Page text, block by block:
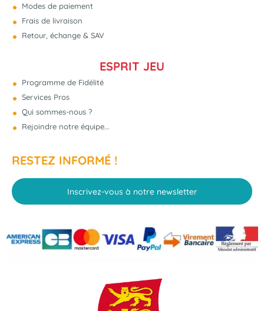
Modes de paiement
Frais de livraison
Retour, échange & SAV
ESPRIT JEU
Programme de Fidélité
Services Pros
Qui sommes-nous ?
Rejoindre notre équipe...
RESTEZ INFORMÉ !
Inscrivez-vous à notre newsletter